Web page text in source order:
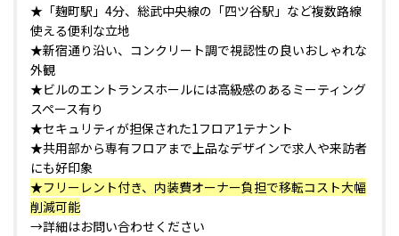
★「麹町駅」4分、総武中央線の「四ツ谷駅」など複数路線
使える便利な立地
★新宿通り沿い、コンクリート調で視認性の良いおしゃれな
外観
★ビルのエントランスホールには高級感のあるミーティング
スペース有り
★セキュリティが担保された1フロア1テナント
★共用部から専有フロアまで上品なデザインで求人や来訪者
にも好印象
★フリーレント付き、内装費オーナー負担で移転コスト大幅
削減可能
→詳細はお問い合わせください